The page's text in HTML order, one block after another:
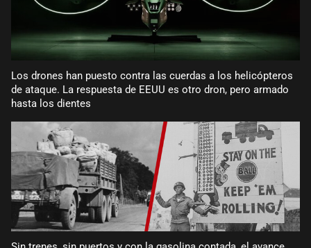
Los drones han puesto contra las cuerdas a los helicópteros
de ataque. La respuesta de EEUU es otro dron, pero armado
hasta los dientes